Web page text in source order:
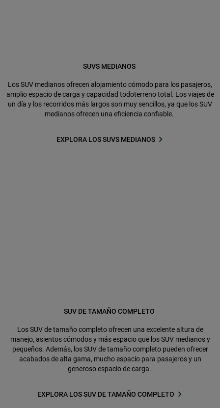
SUVS MEDIANOS
Los SUV medianos ofrecen alojamiento cómodo para los pasajeros,
amplio espacio de carga y capacidad todoterreno total. Los viajes de
un día y los recorridos más largos son muy sencillos, ya que los SUV
medianos ofrecen una eficiencia confiable.
EXPLORA LOS SUVS MEDIANOS
SUV DE TAMAÑO COMPLETO
Los SUV de tamaño completo ofrecen una excelente altura de
manejo, asientos cómodos y más espacio que los SUV medianos y
pequeños. Además, los SUV de tamaño completo pueden ofrecer
acabados de alta gama, mucho espacio para pasajeros y un
generoso espacio de carga.
EXPLORA LOS SUV DE TAMAÑO COMPLETO